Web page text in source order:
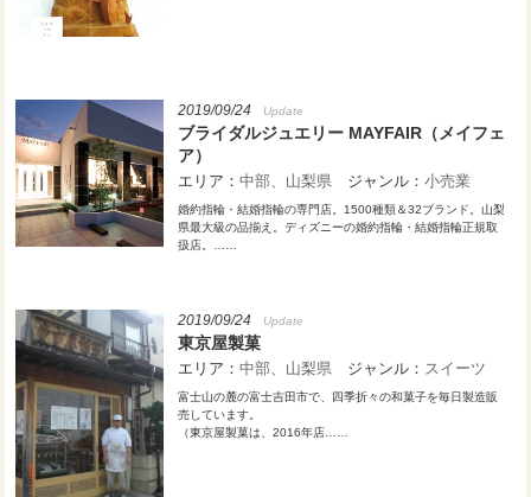
2019/09/24 Update
ブライダルジュエリー MAYFAIR（メイフェ
ア）
エリア：中部 山梨県 ジャンル： 小売業
婚約指輪・結婚指輪の専門店。1500種類＆32ブランド。山梨
県最大級の品揃え。ディズニーの婚約指輪・結婚指輪正規取
扱店。……
2019/09/24 Update
東京屋製菓
エリア：中部 山梨県 ジャンル： スイーツ
富士山の麓の富士吉田市で、四季折々の和菓子を毎日製造販
売しています。
（東京屋製菓は、2016年店……